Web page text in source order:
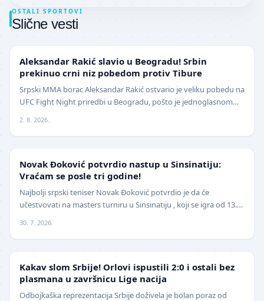
OSTALI SPORTOVI
Slične vesti
Aleksandar Rakić slavio u Beogradu! Srbin
prekinuo crni niz pobedom protiv Tibure
Srpski MMA borac Aleksandar Rakić ostvario je veliku pobedu na
UFC Fight Night priredbi u Beogradu, pošto je jednoglasnom
2. 8. 2026.
Novak Đoković potvrdio nastup u Sinsinatiju:
Vraćam se posle tri godine!
Najbolji srpski teniser Novak Đoković potvrdio je da će
učestvovati na masters turniru u Sinsinatiju , koji se igra od 13.
30. 7. 2026.
Kakav slom Srbije! Orlovi ispustili 2:0 i ostali bez
plasmana u završnicu Lige nacija
Odbojkaška reprezentacija Srbije doživela je bolan poraz od